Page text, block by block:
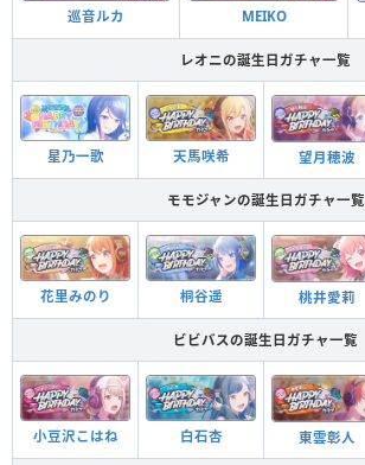
巡音ルカ MEIKO
レオニの誕生日ガチャ一覧
星乃一歌 天馬咲希 望月穂波
モモジャンの誕生日ガチャ一覧
花里みのり 桐谷遥 桃井愛莉
ビビバスの誕生日ガチャ一覧
小豆沢こはね 白石杏 東雲彰人